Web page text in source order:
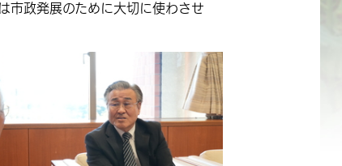
市政発展のために大切に使わさせ